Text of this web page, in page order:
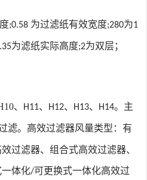
;0.58 为过滤纸有效宽度;280为1
为滤纸实际高度;2为双层 ；
、 H11、 H12、 H13、 H14。主
滤。高效过滤器风量类型：有
过滤器、组合式高效过滤器、
体化/可更换式一体化高效过